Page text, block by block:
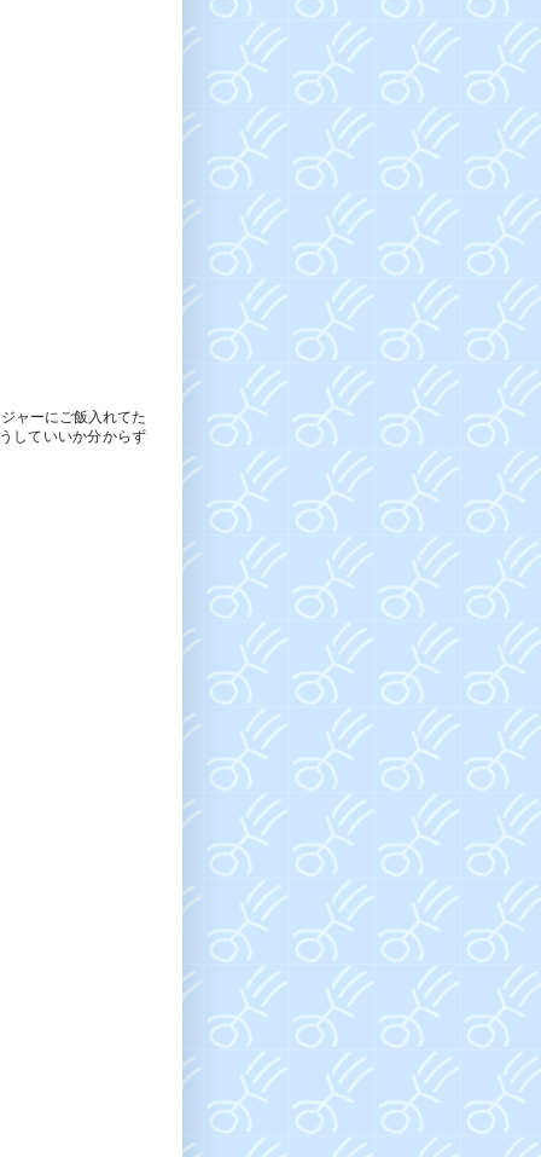
ャーにご飯入れてた
していいか分からず